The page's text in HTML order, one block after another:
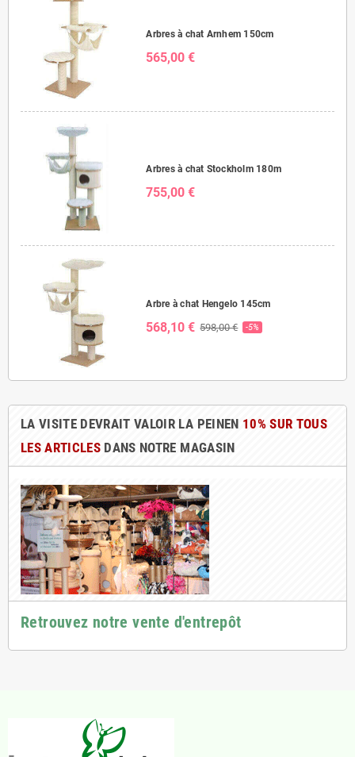
Arbres à chat Arnhem 150cm
565,00 €
Arbres à chat Stockholm 180m
755,00 €
Arbre à chat Hengelo 145cm
568,10 € 598,00 € -5%
LA VISITE DEVRAIT VALOIR LA PEINEN 10% SUR TOUS
LES ARTICLES DANS NOTRE MAGASIN
Retrouvez notre vente d'entrepôt